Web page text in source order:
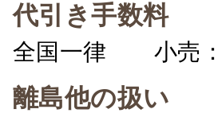
代引き手数料
全国一律 小売
離島他の扱い